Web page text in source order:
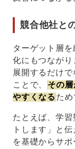
競合他社と
ターゲット層
化にもつなが
展開するだけ
ことで、
その
やすくなる ため
たとえば、学
トします」と
を基礎からサ